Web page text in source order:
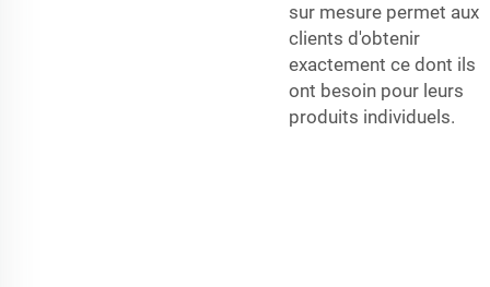
sur mesure permet aux
clients d'obtenir
exactement ce dont ils
ont besoin pour leurs
produits individuels.